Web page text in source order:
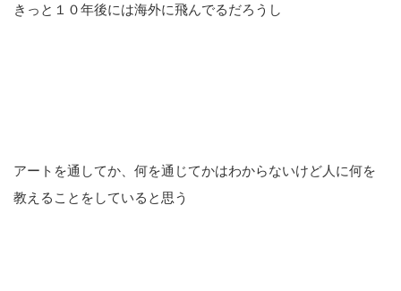
きっと１０年後には海外に飛んでるだろうし
アートを通してか、何を通じてかはわからないけど人に何を
教えることをしていると思う